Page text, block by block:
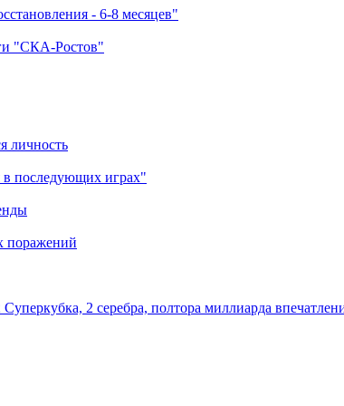
- 6-8 месяцев"
"СКА-Ростов"
личность
последующих играх"
поражений
2 серебра, полтора миллиарда